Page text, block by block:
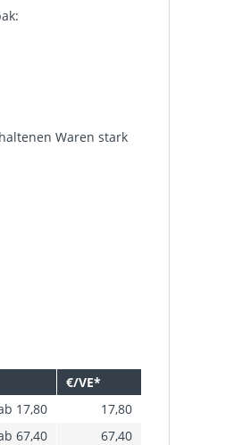
Waren stark
€/VE*
17,80
17,80
67,40 67,40